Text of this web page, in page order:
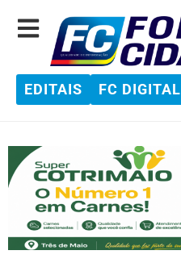
EDITAIS FC DIGITAL